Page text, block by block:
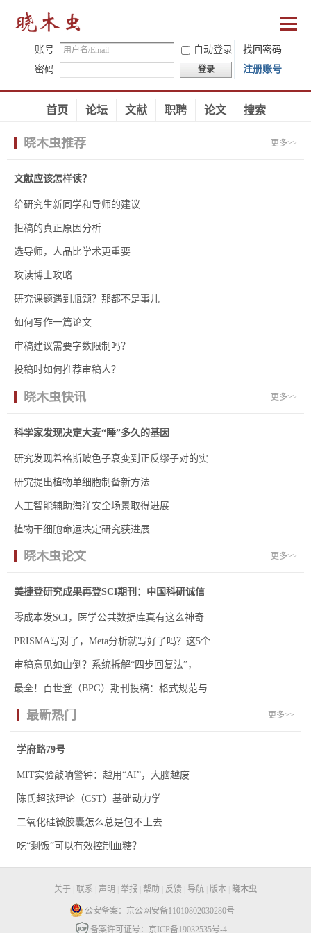
账号 自动登录
找回密码
密码
登录 注册账号
首页 论坛 文献 职聘 论文 搜索
晓木虫推荐 更多>>
文献应该怎样读？
给研究生新同学和导师的建议
拒稿的真正原因分析
选导师，人品比学术更重要
攻读博士攻略
研究课题遇到瓶颈？那都不是事儿
如何写作一篇论文
审稿建议需要字数限制吗？
投稿时如何推荐审稿人？
晓木虫快讯 更多>>
科学家发现决定大麦“睡”多久的基因
研究发现希格斯玻色子衰变到正反缪子对的实
研究提出植物单细胞制备新方法
人工智能辅助海洋安全场景取得进展
植物干细胞命运决定研究获进展
晓木虫论文 更多>>
美捷登研究成果再登SCI期刊：中国科研诚信
零成本发SCI，医学公共数据库真有这么神奇
PRISMA写对了，Meta分析就写好了吗？这5个
审稿意见如山倒？系统拆解“四步回复法”，
最全！百世登（BPG）期刊投稿：格式规范与
最新热门 更多>>
学府路79号
MIT实验敲响警钟：越用“AI”，大脑越废
陈氏超弦理论（CST）基础动力学
二氧化硅微胶囊怎么总是包不上去
吃“剩饭”可以有效控制血糖？
关于 联系 声明 举报 帮助 反馈 导航 版本 晓木虫
公安备案：京公网安备11010802030280号
备案许可证号：京ICP备19032535号-4